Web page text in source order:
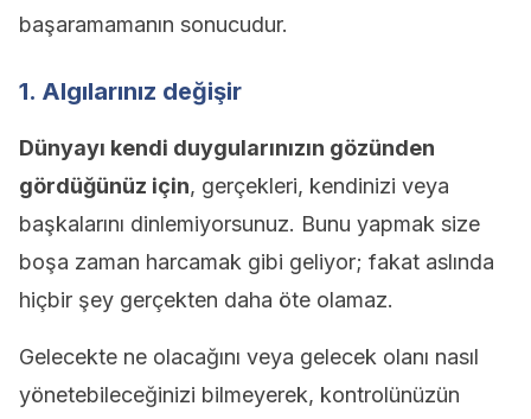
başaramamanın sonucudur.
1. Algılarınız değişir
Dünyayı kendi duygularınızın gözünden
gördüğünüz için, gerçekleri, kendinizi veya
başkalarını dinlemiyorsunuz. Bunu yapmak size
boşa zaman harcamak gibi geliyor; fakat aslında
hiçbir şey gerçekten daha öte olamaz.
Gelecekte ne olacağını veya gelecek olanı nasıl
yönetebileceğinizi bilmeyerek, kontrolünüzün